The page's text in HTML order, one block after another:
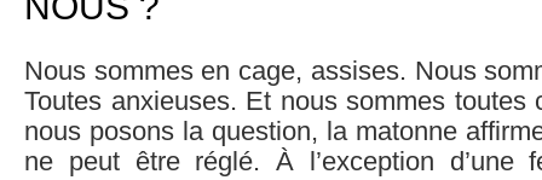
Nous sommes en cage, assises. Nous
Toutes anxieuses. Et nous sommes toutes
nous posons la question, la matonne
ne peut être réglé. À l’exception d’une